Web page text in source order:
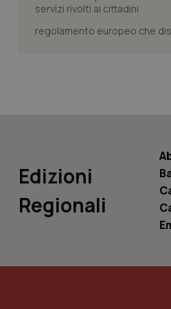
regolamento europeo che
Edizioni
Regionali